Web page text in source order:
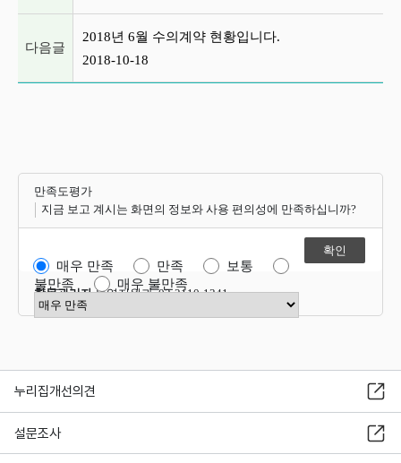
다음글
2018년 6월 수의계약 현황입니다.
2018-10-18
만족도평가
지금 보고 계시는 화면의 정보와 사용 편의성에 만족하십니까?
매우 만족 만족
보통
불만족
매우 불만족
만족도 점수 선택
항목관리자운영지원과 02-2110-1341
누리집개선의견
설문조사